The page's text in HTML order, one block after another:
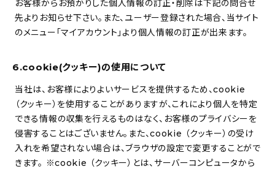
お客様からお預かりした個人情報の訂正・削除は下記の問合せ
先よりお知らせ下さい。また、ユーザー登録された場合、当サイト
のメニュー「マイアカウント」より個人情報の訂正が出来ます。
6.cookie(クッキー)の使用について
当社は、お客様によりよいサービスを提供するため、cookie
（クッキー）を使用することがありますが、これにより個人を特定
できる情報の収集を行えるものはなく、お客様のプライバシーを
侵害することはございません。また、cookie （クッキー）の受け
入れを希望されない場合は、ブラウザの設定で変更することがで
きます。 ※cookie （クッキー）とは、サーバーコンピュータから